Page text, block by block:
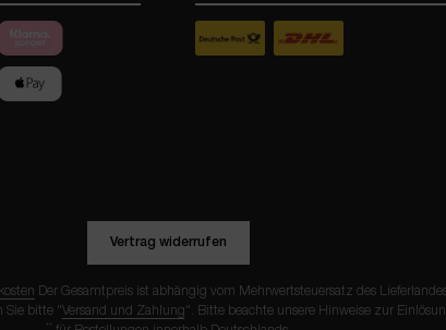
Vertrag widerrufen
Der Gesamtpreis ist abhängig vom Mehrwertsteuersatz des
Sie bitte "Versand und Zahlung". Bitte beachte unsere Hinweise zur
**